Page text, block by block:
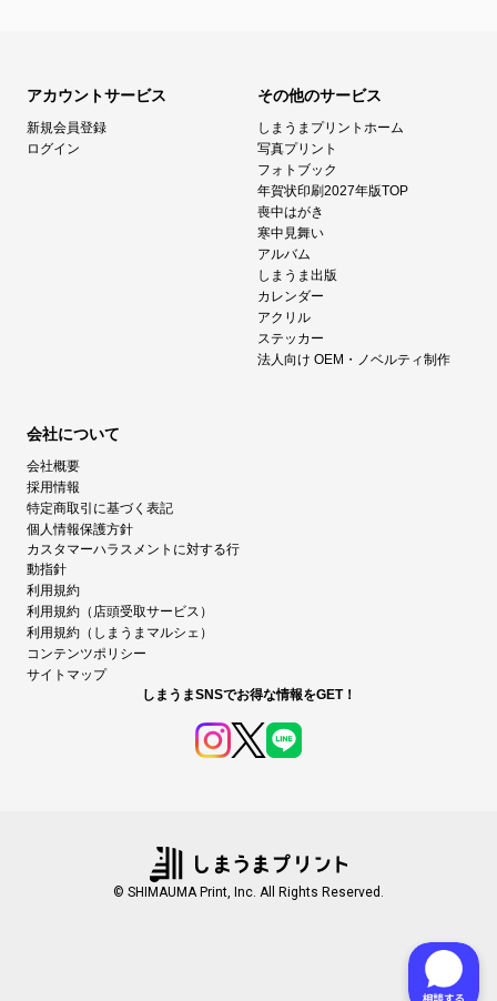
アカウントサービス
新規会員登録
ログイン
その他のサービス
しまうまプリントホーム
写真プリント
フォトブック
年賀状印刷2027年版TOP
喪中はがき
寒中見舞い
アルバム
しまうま出版
カレンダー
アクリル
ステッカー
法人向け OEM・ノベルティ制作
会社について
会社概要
採用情報
特定商取引に基づく表記
個人情報保護方針
カスタマーハラスメントに対する行
動指針
利用規約
利用規約（店頭受取サービス）
利用規約（しまうまマルシェ）
コンテンツポリシー
サイトマップ
しまうまSNSでお得な情報をGET！
© SHIMAUMA Print, Inc. All Rights Reserved.